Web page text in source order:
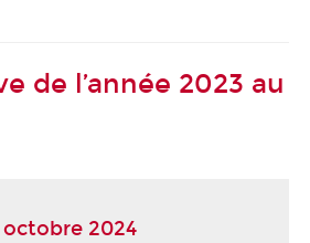
de l’année 2023 au
octobre 2024